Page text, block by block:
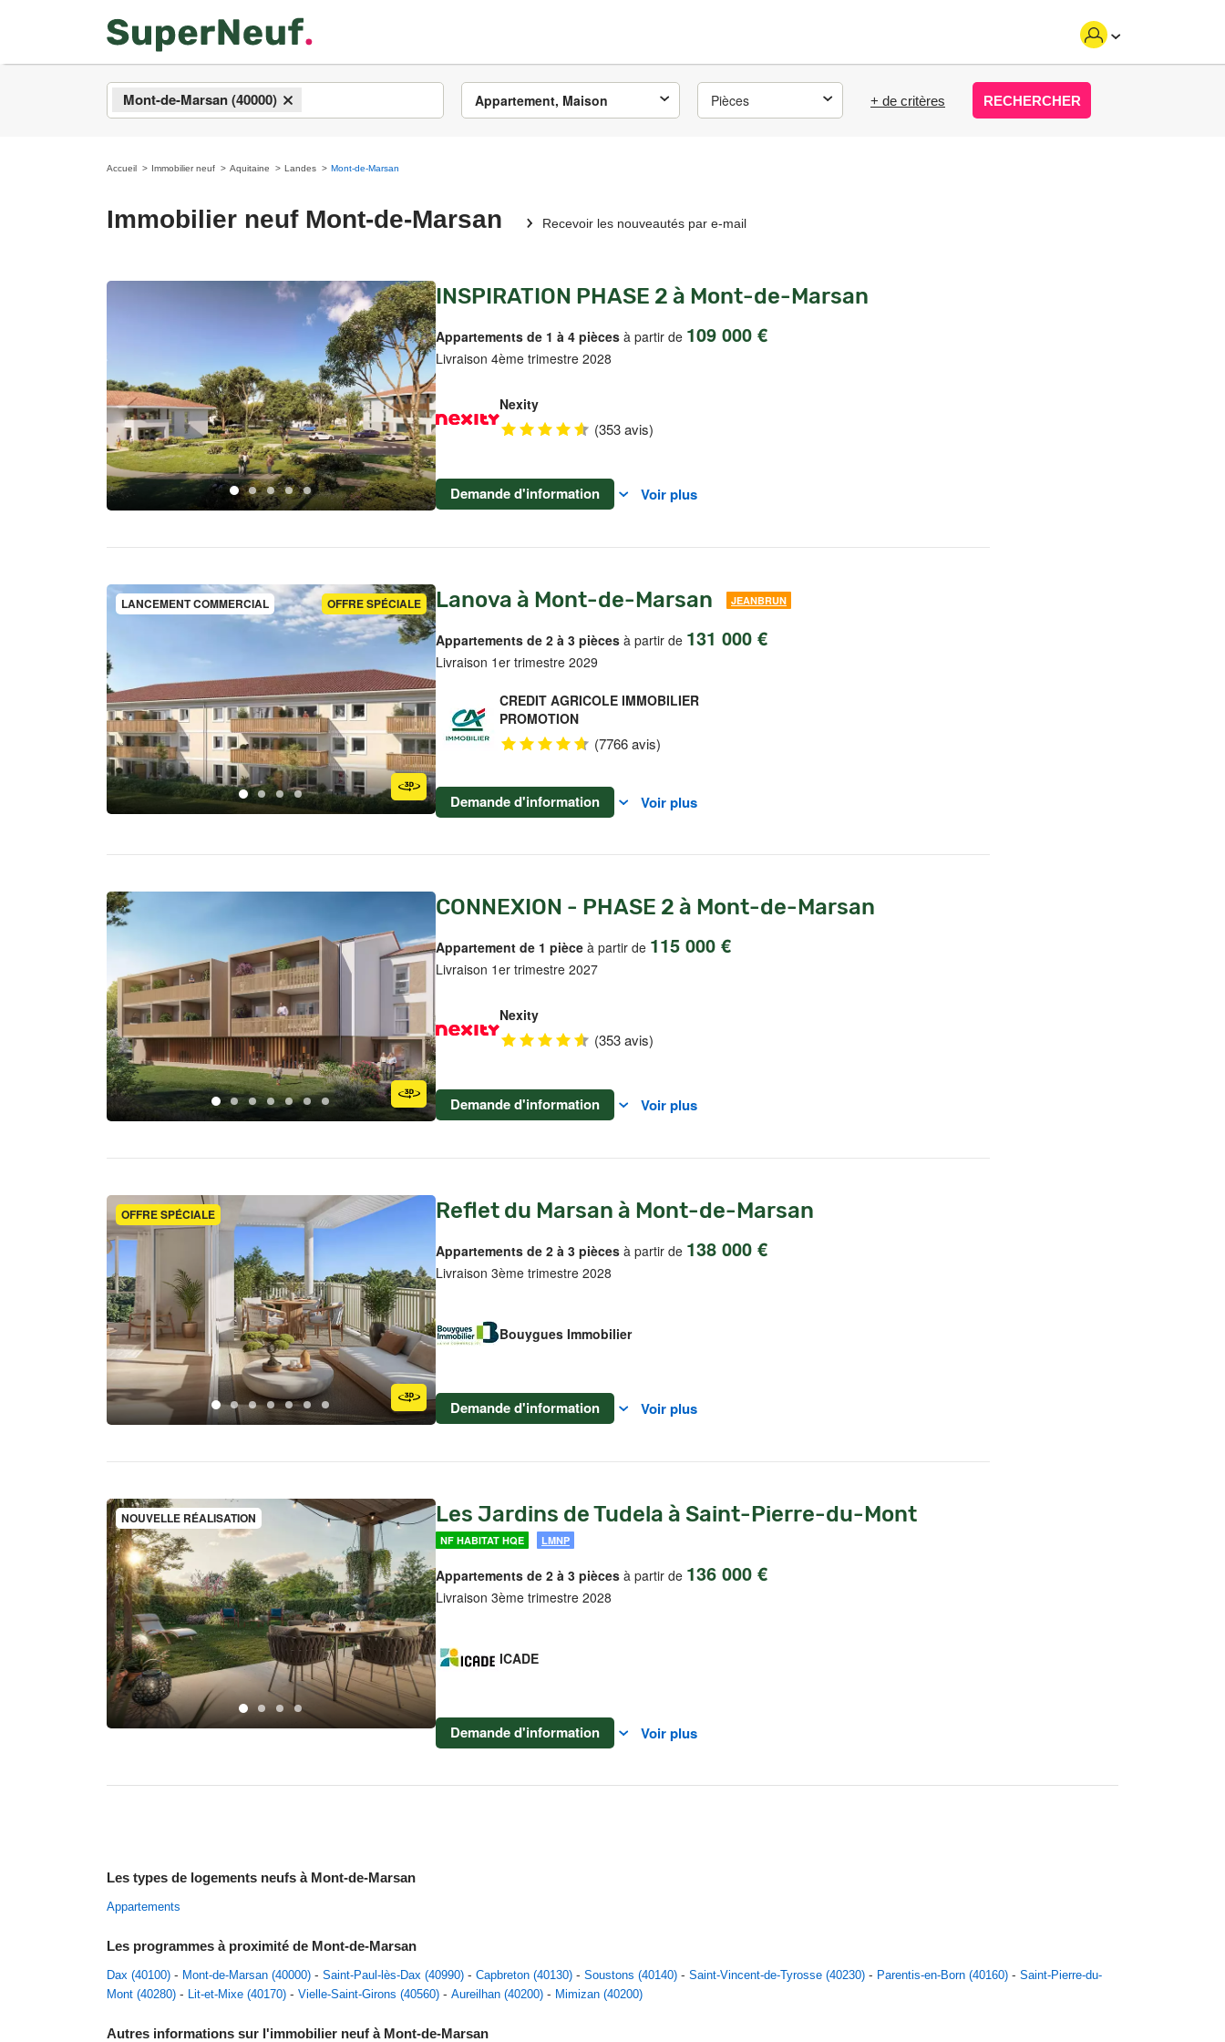
×
Mont-de-Marsan (40000) Appartement, Maison Pièces + de critères RECHERCHER
Accueil Immobilier neuf Aquitaine Landes Mont-de-Marsan
Immobilier neuf Mont-de-Marsan Recevoir les nouveautés par e-mail
INSPIRATION PHASE 2 à Mont-de-Marsan
Appartements de 1 à 4 pièces à partir de 109 000 €
Livraison 4ème trimestre 2028
Nexity
(353 avis)
Demande d'information Voir plus
OFFRE SPÉCIALE
LANCEMENT COMMERCIAL Lanova à Mont-de-Marsan JEANBRUN
Appartements de 2 à 3 pièces à partir de 131 000 €
Livraison 1er trimestre 2029
CREDIT AGRICOLE IMMOBILIER
PROMOTION
(7766 avis)
Demande d'information Voir plus
CONNEXION - PHASE 2 à Mont-de-Marsan
Appartement de 1 pièce à partir de 115 000 €
Livraison 1er trimestre 2027
Nexity
(353 avis)
Demande d'information Voir plus
OFFRE SPÉCIALE Reflet du Marsan à Mont-de-Marsan
Appartements de 2 à 3 pièces à partir de 138 000 €
Livraison 3ème trimestre 2028
Bouygues Immobilier
Demande d'information Voir plus
NOUVELLE RÉALISATION Les Jardins de Tudela à Saint-Pierre-du-Mont
NF HABITAT HQE LMNP
Appartements de 2 à 3 pièces à partir de 136 000 €
Livraison 3ème trimestre 2028
ICADE
Demande d'information Voir plus
Les types de logements neufs à Mont-de-Marsan
Appartements
Les programmes à proximité de Mont-de-Marsan
Dax (40100) Mont-de-Marsan (40000) Saint-Paul-lès-Dax (40990) Capbreton (40130) Soustons (40140) Saint-Vincent-de-Tyrosse (40230) Parentis-en-Born (40160)
Saint-Pierre-du-
Mont (40280)
Lit-et-Mixe (40170) Vielle-Saint-Girons (40560) Aureilhan (40200) Mimizan (40200)
Autres informations sur l'immobilier neuf à Mont-de-Marsan